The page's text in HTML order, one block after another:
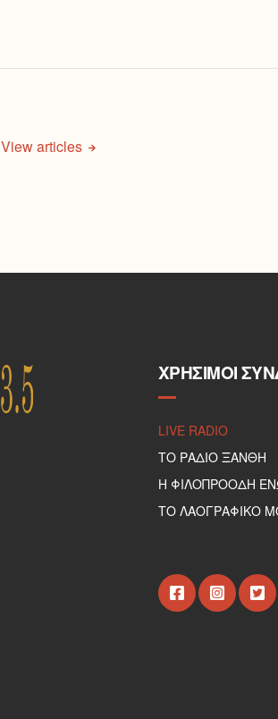
View articles
ΧΡΉΣΙΜΟΙ
LIVE RADIO
ΤΟ ΡΑΔΙΟ ΞΑΝΘΗ
Η ΦΙΛΟΠΡΟΟΔΗ
ΤΟ ΛΑΟΓΡΑΦΙΚΟ